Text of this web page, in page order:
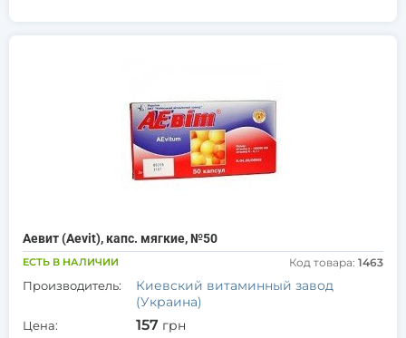
Аевит (Aevit), капс. мягкие, №50
ЕСТЬ В НАЛИЧИИ Код товара: 1463
Производитель:
Киевский витаминный завод
(Украина)
Цена: 157 грн